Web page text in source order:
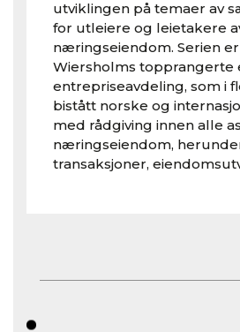
utviklingen på temaer av
for utleiere og leietakere
næringseiendom. Serien
Wiersholms topprangerte
entrepriseavdeling, som i
bistått norske og
med rådgiving innen alle
næringseiendom,
transaksjoner,